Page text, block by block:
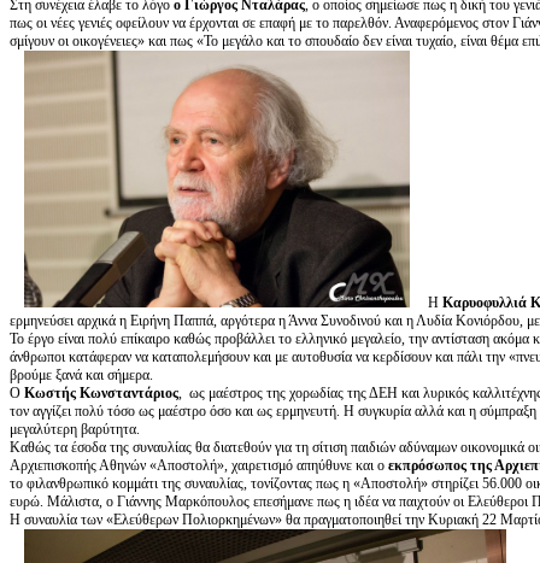
Στη συνέχεια έλαβε το λόγο ο Γιώργος Νταλάρας, ο οποίος σημείωσε πως η δική του
πως οι νέες γενιές οφείλουν να έρχονται σε επαφή με το παρελθόν. Αναφερόμενος στον
σμίγουν οι οικογένειες» και πως «Το μεγάλο και το σπουδαίο δεν είναι τυχαίο, είναι θέμα
Η Καρυοφυλλιά
ερμηνεύσει αρχικά η Ειρήνη Παππά, αργότερα η Άννα Συνοδινού και η Λυδία Κονιόρδου,
Το έργο είναι πολύ επίκαιρο καθώς προβάλλει το ελληνικό μεγαλείο, την αντίσταση
άνθρωποι κατάφεραν να καταπολεμήσουν και με αυτοθυσία να κερδίσουν και πάλι την
βρούμε ξανά και σήμερα.
Ο Κωστής Κωνσταντάριος, ως μαέστρος της χορωδίας της ΔΕΗ και λυρικός
τον αγγίζει πολύ τόσο ως μαέστρο όσο και ως ερμηνευτή. Η συγκυρία αλλά και η σύμπραξη
μεγαλύτερη βαρύτητα.
Καθώς τα έσοδα της συναυλίας θα διατεθούν για τη σίτιση παιδιών αδύναμων οικονομικά
Αρχιεπισκοπής Αθηνών «Αποστολή», χαιρετισμό απηύθυνε και ο εκπρόσωπος της
το φιλανθρωπικό κομμάτι της συναυλίας, τονίζοντας πως η «Αποστολή» στηρίζει 56.000
ευρώ. Μάλιστα, ο Γιάννης Μαρκόπουλος επεσήμανε πως η ιδέα να παιχτούν οι Ελεύθεροι
Η συναυλία των «Ελεύθερων Πολιορκημένων» θα πραγματοποιηθεί την Κυριακή 22